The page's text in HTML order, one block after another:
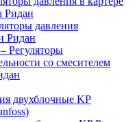
Ридан
давления
Ридан
Регуляторы
со смесителем
двухблочные KP